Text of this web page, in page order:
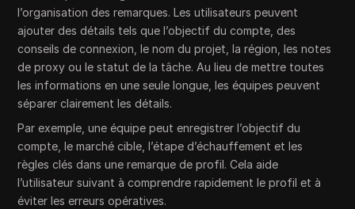
l’organisation des remarques. Les utilisateurs peuvent
ajouter des détails tels que l’objectif du compte, des
conseils de connexion, le nom du projet, la région, les notes
de proxy ou le statut de la tâche. Au lieu de mettre toutes
les informations en une seule longue, les équipes peuvent
séparer clairement les détails.
Par exemple, une équipe peut enregistrer l’objectif du
compte, le marché cible, l’étape d’échauffement et les
règles clés dans une remarque de profil. Cela aide
l’utilisateur suivant à comprendre rapidement le profil et à
éviter les erreurs opératives.